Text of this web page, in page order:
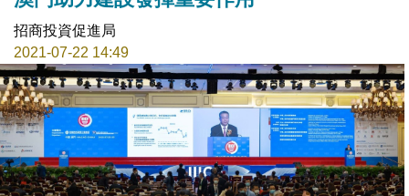
招商投資促進局
2021-07-22 14:49